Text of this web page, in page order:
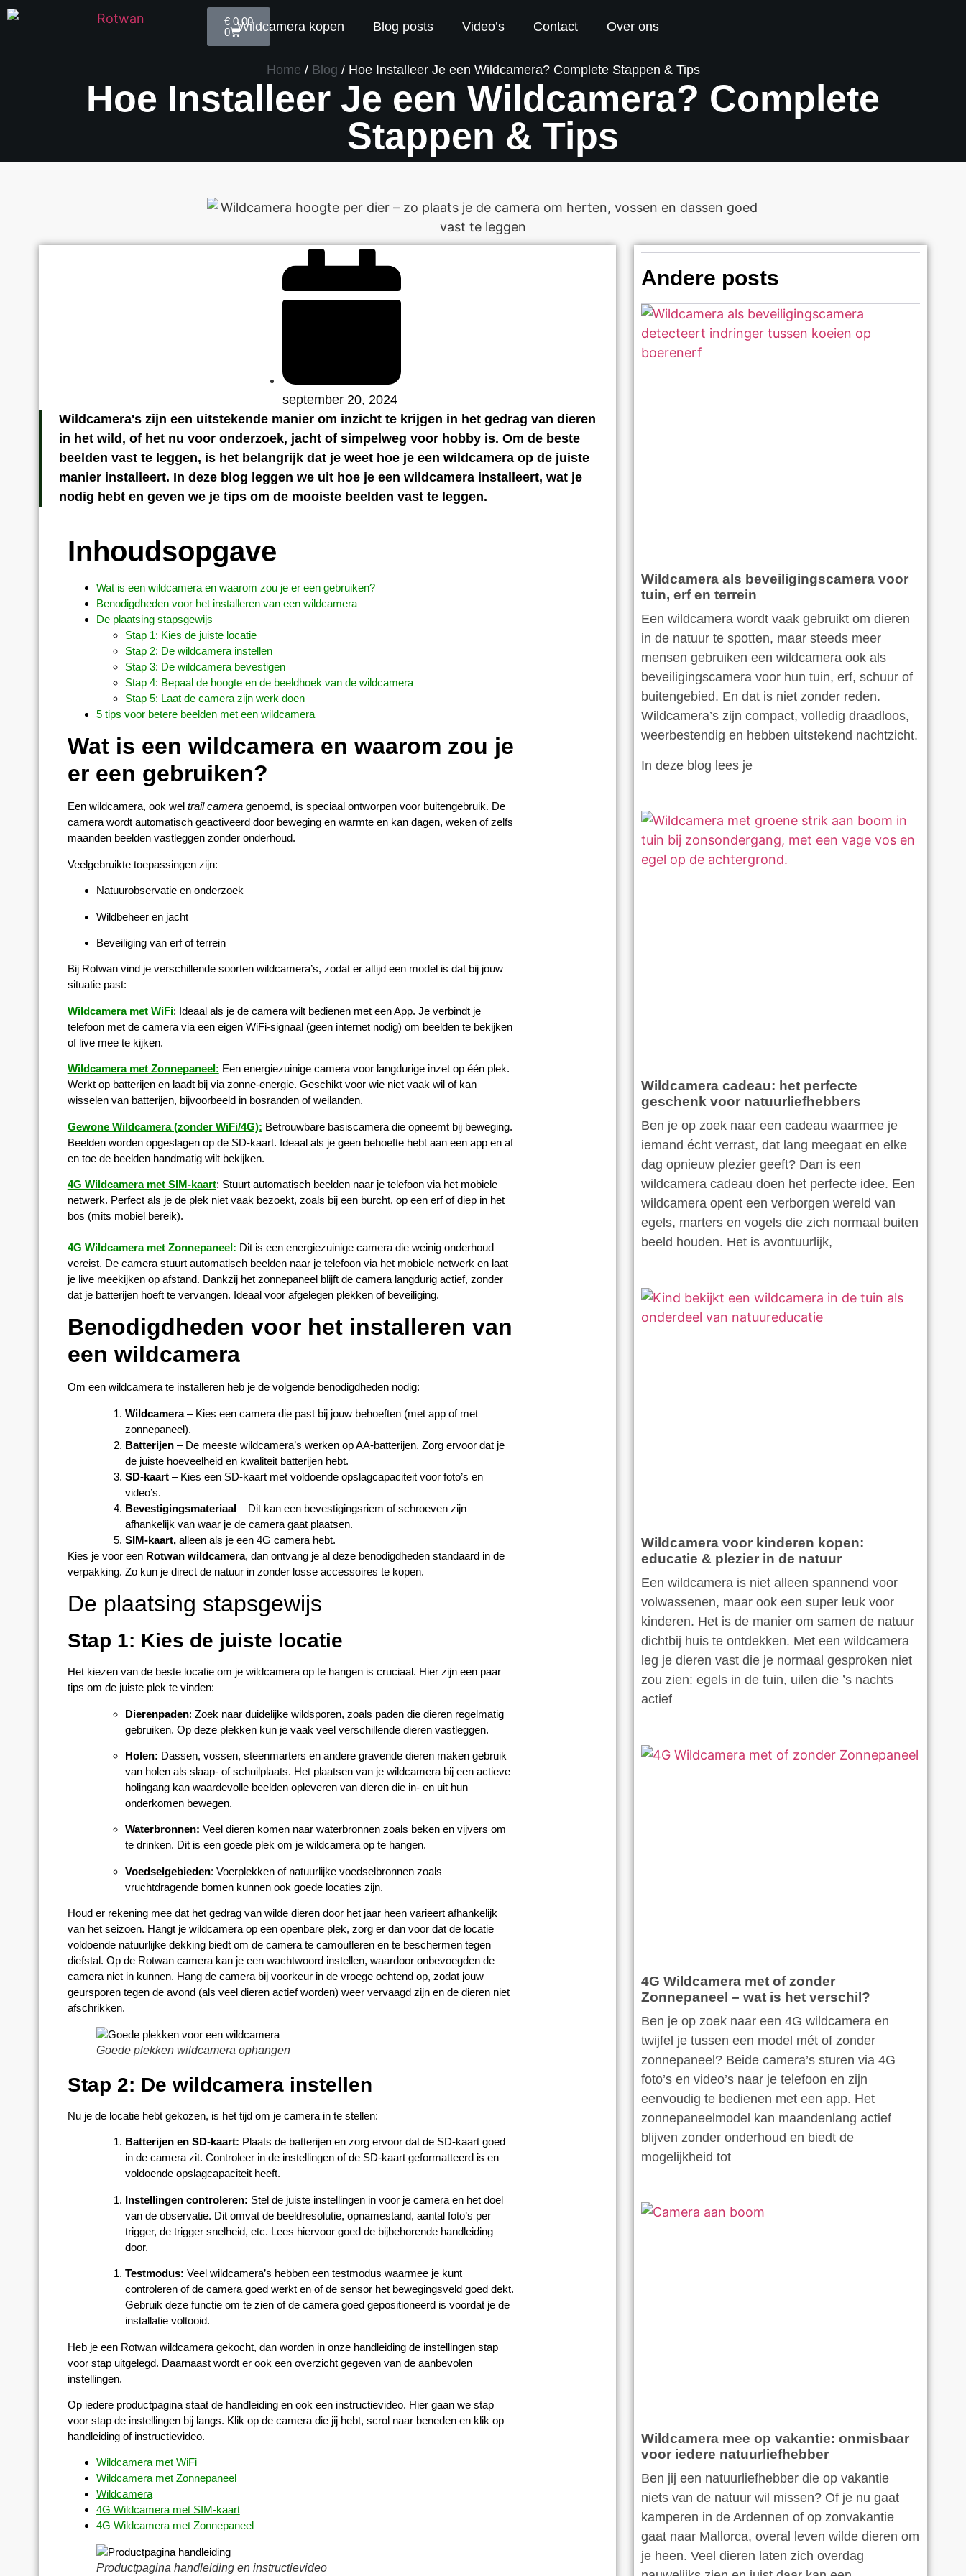
Wildcamera kopen Blog posts Video’s Contact Over ons
€ 0,00
0
Home / Blog / Hoe Installeer Je een Wildcamera? Complete Stappen & Tips
Hoe Installeer Je een Wildcamera? Complete
Stappen & Tips
september 20, 2024
Wildcamera's zijn een uitstekende manier om inzicht te krijgen in het gedrag van dieren
in het wild, of het nu voor onderzoek, jacht of simpelweg voor hobby is. Om de beste
beelden vast te leggen, is het belangrijk dat je weet hoe je een wildcamera op de juiste
manier installeert. In deze blog leggen we uit hoe je een wildcamera installeert, wat je
nodig hebt en geven we je tips om de mooiste beelden vast te leggen.
Inhoudsopgave
Wat is een wildcamera en waarom zou je er een gebruiken?
Benodigdheden voor het installeren van een wildcamera
De plaatsing stapsgewijs
Stap 1: Kies de juiste locatie
Stap 2: De wildcamera instellen
Stap 3: De wildcamera bevestigen
Stap 4: Bepaal de hoogte en de beeldhoek van de wildcamera
Stap 5: Laat de camera zijn werk doen
5 tips voor betere beelden met een wildcamera
Wat is een wildcamera en waarom zou je
er een gebruiken?
Een wildcamera, ook wel trail cameragenoemd, is speciaal ontworpen voor buitengebruik. De
camera wordt automatisch geactiveerd door beweging en warmte en kan dagen, weken of zelfs
maanden beelden vastleggen zonder onderhoud.
Veelgebruikte toepassingen zijn:
Natuurobservatie en onderzoek
Wildbeheer en jacht
Beveiliging van erf of terrein
Bij Rotwan vind je verschillende soorten wildcamera’s, zodat er altijd een model is dat bij jouw
situatie past:
Wildcamera met WiFi: Ideaal als je de camera wilt bedienen met een App. Je verbindt je
telefoon met de camera via een eigen WiFi-signaal (geen internet nodig) om beelden te bekijken
of live mee te kijken.
Wildcamera met Zonnepaneel: Een energiezuinige camera voor langdurige inzet op één plek.
Werkt op batterijen en laadt bij via zonne-energie. Geschikt voor wie niet vaak wil of kan
wisselen van batterijen, bijvoorbeeld in bosranden of weilanden.
Gewone Wildcamera (zonder WiFi/4G): Betrouwbare basiscamera die opneemt bij beweging.
Beelden worden opgeslagen op de SD-kaart. Ideaal als je geen behoefte hebt aan een app en af
en toe de beelden handmatig wilt bekijken.
4G Wildcamera met SIM-kaart: Stuurt automatisch beelden naar je telefoon via het mobiele
netwerk. Perfect als je de plek niet vaak bezoekt, zoals bij een burcht, op een erf of diep in het
bos (mits mobiel bereik).
4G Wildcamera met Zonnepaneel: Dit is een energiezuinige camera die weinig onderhoud
vereist. De camera stuurt automatisch beelden naar je telefoon via het mobiele netwerk en laat
je live meekijken op afstand. Dankzij het zonnepaneel blijft de camera langdurig actief, zonder
dat je batterijen hoeft te vervangen. Ideaal voor afgelegen plekken of beveiliging.
Benodigdheden voor het installeren van
een wildcamera
Om een wildcamera te installeren heb je de volgende benodigdheden nodig:
Wildcamera– Kies een camera die past bij jouw behoeften (met app of met
zonnepaneel).
Batterijen– De meeste wildcamera’s werken op AA-batterijen. Zorg ervoor dat je
de juiste hoeveelheid en kwaliteit batterijen hebt.
SD-kaart– Kies een SD-kaart met voldoende opslagcapaciteit voor foto’s en
video’s.
Bevestigingsmateriaal– Dit kan een bevestigingsriem of schroeven zijn
afhankelijk van waar je de camera gaat plaatsen.
SIM-kaart,alleen als je een 4G camera hebt.
Kies je voor een Rotwan wildcamera, dan ontvang je al deze benodigdheden standaard in de
verpakking. Zo kun je direct de natuur in zonder losse accessoires te kopen.
De plaatsing stapsgewijs
Stap 1: Kies de juiste locatie
Het kiezen van de beste locatie om je wildcamera op te hangen is cruciaal. Hier zijn een paar
tips om de juiste plek te vinden:
Dierenpaden: Zoek naar duidelijke wildsporen, zoals paden die dieren regelmatig
gebruiken. Op deze plekken kun je vaak veel verschillende dieren vastleggen.
Holen: Dassen, vossen, steenmarters en andere gravende dieren maken gebruik
van holen als slaap- of schuilplaats. Het plaatsen van je wildcamera bij een actieve
holingang kan waardevolle beelden opleveren van dieren die in- en uit hun
onderkomen bewegen.
Waterbronnen: Veel dieren komen naar waterbronnen zoals beken en vijvers om
te drinken. Dit is een goede plek om je wildcamera op te hangen.
Voedselgebieden: Voerplekken of natuurlijke voedselbronnen zoals
vruchtdragende bomen kunnen ook goede locaties zijn.
Houd er rekening mee dat het gedrag van wilde dieren door het jaar heen varieert afhankelijk
van het seizoen. Hangt je wildcamera op een openbare plek, zorg er dan voor dat de locatie
voldoende natuurlijke dekking biedt om de camera te camoufleren en te beschermen tegen
diefstal. Op de Rotwan camera kan je een wachtwoord instellen, waardoor onbevoegden de
camera niet in kunnen. Hang de camera bij voorkeur in de vroege ochtend op, zodat jouw
geursporen tegen de avond (als veel dieren actief worden) weer vervaagd zijn en de dieren niet
afschrikken.
Goede plekken wildcamera ophangen
Stap 2: De wildcamera instellen
Nu je de locatie hebt gekozen, is het tijd om je camera in te stellen:
Batterijen en SD-kaart: Plaats de batterijen en zorg ervoor dat de SD-kaart goed
in de camera zit. Controleer in de instellingen of de SD-kaart geformatteerd is en
voldoende opslagcapaciteit heeft.
Instellingen controleren: Stel de juiste instellingen in voor je camera en het doel
van de observatie. Dit omvat de beeldresolutie, opnamestand, aantal foto’s per
trigger, de trigger snelheid, etc. Lees hiervoor goed de bijbehorende handleiding
door.
Testmodus: Veel wildcamera’s hebben een testmodus waarmee je kunt
controleren of de camera goed werkt en of de sensor het bewegingsveld goed dekt.
Gebruik deze functie om te zien of de camera goed gepositioneerd is voordat je de
installatie voltooid.
Heb je een Rotwan wildcamera gekocht, dan worden in onze handleiding de instellingen stap
voor stap uitgelegd. Daarnaast wordt er ook een overzicht gegeven van de aanbevolen
instellingen.
Op iedere productpagina staat de handleiding en ook een instructievideo. Hier gaan we stap
voor stap de instellingen bij langs. Klik op de camera die jij hebt, scrol naar beneden en klik op
handleiding of instructievideo.
Wildcamera met WiFi
Wildcamera met Zonnepaneel
Wildcamera
4G Wildcamera met SIM-kaart
4G Wildcamera met Zonnepaneel
Productpagina handleiding en instructievideo
Andere posts
Wildcamera als beveiligingscamera voor
tuin, erf en terrein
Een wildcamera wordt vaak gebruikt om dieren
in de natuur te spotten, maar steeds meer
mensen gebruiken een wildcamera ook als
beveiligingscamera voor hun tuin, erf, schuur of
buitengebied. En dat is niet zonder reden.
Wildcamera’s zijn compact, volledig draadloos,
weerbestendig en hebben uitstekend nachtzicht.
In deze blog lees je
Wildcamera cadeau: het perfecte
geschenk voor natuurliefhebbers
Ben je op zoek naar een cadeau waarmee je
iemand écht verrast, dat lang meegaat en elke
dag opnieuw plezier geeft? Dan is een
wildcamera cadeau doen het perfecte idee. Een
wildcamera opent een verborgen wereld van
egels, marters en vogels die zich normaal buiten
beeld houden. Het is avontuurlijk,
Wildcamera voor kinderen kopen:
educatie & plezier in de natuur
Een wildcamera is niet alleen spannend voor
volwassenen, maar ook een super leuk voor
kinderen. Het is de manier om samen de natuur
dichtbij huis te ontdekken. Met een wildcamera
leg je dieren vast die je normaal gesproken niet
zou zien: egels in de tuin, uilen die ’s nachts
actief
4G Wildcamera met of zonder
Zonnepaneel – wat is het verschil?
Ben je op zoek naar een 4G wildcamera en
twijfel je tussen een model mét of zonder
zonnepaneel? Beide camera’s sturen via 4G
foto’s en video’s naar je telefoon en zijn
eenvoudig te bedienen met een app. Het
zonnepaneelmodel kan maandenlang actief
blijven zonder onderhoud en biedt de
mogelijkheid tot
Wildcamera mee op vakantie: onmisbaar
voor iedere natuurliefhebber
Ben jij een natuurliefhebber die op vakantie
niets van de natuur wil missen? Of je nu gaat
kamperen in de Ardennen of op zonvakantie
gaat naar Mallorca, overal leven wilde dieren om
je heen. Veel dieren laten zich overdag